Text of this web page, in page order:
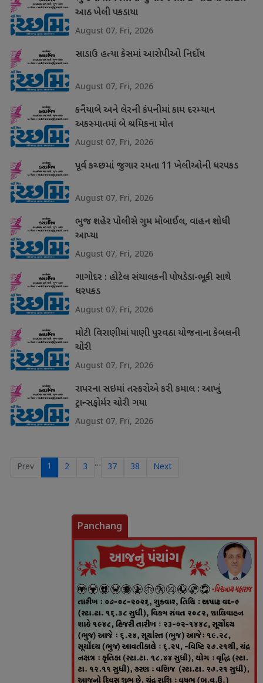
આઠ ખેલી પકડાયા
August 07, Fri, 2026
સાડાઉ હત્યા કેસમાં આરોપીઓ નિર્દોષ
August 07, Fri, 2026
કનૈયાબે અને લેરની કંપનીમાં કામ દરમ્યાન
અકસ્માતમાં બે શ્રમિકના મોત
August 07, Fri, 2026
પૂર્વ કચ્છમાં જુગાર રમતા 11 ખેલીઓની ધરપકડ
August 07, Fri, 2026
ભુજ શહેર પોલીસે ગુમ મોબાઈલ, વાહન શોધી
આપ્યા
August 07, Fri, 2026
ગાગોદર : હોટેલ સંચાલકની પોષડેડા-ભૂકી સાથે
ધરપકડ
August 07, Fri, 2026
મોટી વિરાણીમાં પાણી પુરવઠા યોજનાના કેબલની
ચોરી
August 07, Fri, 2026
રાપરના સઇમાં તસ્કરોએ કરી કમાલ : આખું
ટ્રાન્સફોર્મર ચોરી ગયા
August 07, Fri, 2026
Prev 1 2 3 … 37 38 Next
Panchang